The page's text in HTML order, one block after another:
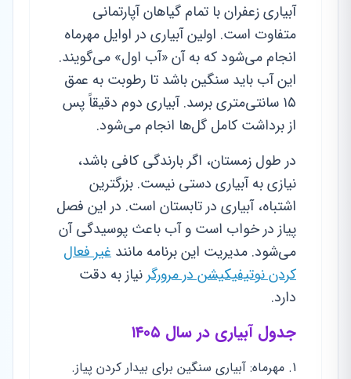
آبیاری زعفران با تمام گیاهان آپارتمانی
متفاوت است. اولین آبیاری در اوایل مهرماه
انجام می‌شود که به آن «آب اول» می‌گویند.
این آب باید سنگین باشد تا رطوبت به عمق
۱۵ سانتی‌متری برسد. آبیاری دوم دقیقاً پس
از برداشت کامل گل‌ها انجام می‌شود.
در طول زمستان، اگر بارندگی کافی باشد،
نیازی به آبیاری دستی نیست. بزرگترین
اشتباه، آبیاری در تابستان است. در این فصل
پیاز در خواب است و آب باعث پوسیدگی آن
می‌شود. مدیریت این برنامه مانند غیر فعال
کردن نوتیفیکیشن در مرورگر نیاز به دقت
دارد.
جدول آبیاری در سال ۱۴۰۵
مهرماه: آبیاری سنگین برای بیدار کردن پیاز.